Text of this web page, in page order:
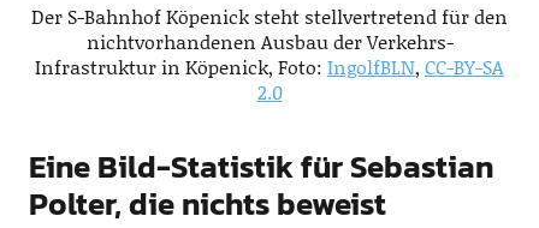
Der S-Bahnhof Köpenick steht stellvertretend für den
nichtvorhandenen Ausbau der Verkehrs-
Infrastruktur in Köpenick, Foto: IngolfBLN, CC-BY-SA
2.0
Eine Bild-Statistik für Sebastian
Polter, die nichts beweist